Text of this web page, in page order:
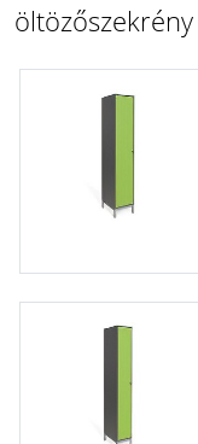
öltözőszekrény